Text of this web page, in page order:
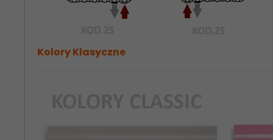
Kolory Klasyczne